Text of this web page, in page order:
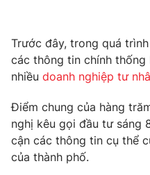
Thị trường
Góc doanh nghiệp
Truyền hình
Hậu trường
Nhân vật
Giải trí
Điện ảnh
Âm nhạc
Đời sống
Trước đây, trong quá
các thông tin chính thống
nhiều doanh nghiệp tư
Điểm chung của hàng
nghị kêu gọi đầu tư sáng
cận các thông tin cụ thể
của thành phố.